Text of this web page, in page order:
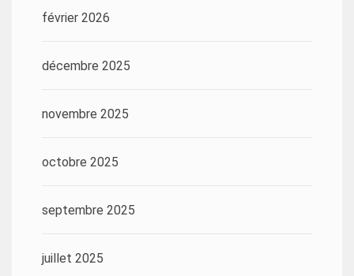
février 2026
décembre 2025
novembre 2025
octobre 2025
septembre 2025
juillet 2025